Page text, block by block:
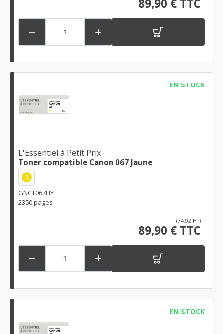
89,90 € TTC
 
EN STOCK
L'Essentiel à Petit Prix
Toner compatible Canon 067 Jaune
1
GNCT067HY
2350 pages
(74,92 HT)
89,90 € TTC
 
EN STOCK